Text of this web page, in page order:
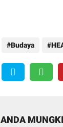
Budaya
ANDA